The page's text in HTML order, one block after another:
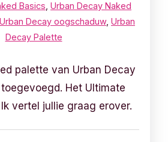
Basics Urban Decay Naked
Urban Decay oogschaduw, Urban
Decay Palette
palette van Urban Decay
Het Ultimate
vertel jullie graag erover.